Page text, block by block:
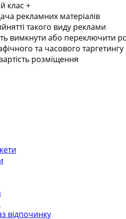
клас +
рекламних матеріалів
такого виду реклами
вимкнути або переключити
та часового таргетингу
розміщення
відпочинку